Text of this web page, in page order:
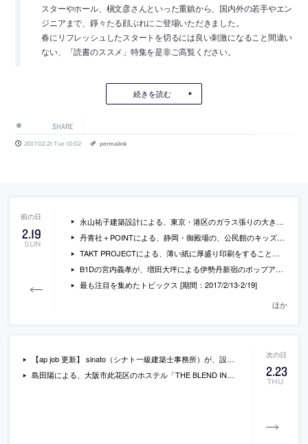
スターやホール、槇文彦さんといった重鎮から、国内外の若手やエン
ジニアまで、錚々たる顔ぶれにご登場いただきました。
春にリフレッシュしたスタートを切るには良い刺激になること間違い
ない、「読書のススメ」特集を是非ご高覧ください。
続きを読む
SHARE
2017.02.21 Tue 10:02 permalink
2.19
SUN
永山祐子建築設計による、東京・港区のガラス張りの大きな吹抜け空間をもつ「西麻布の住宅」の写真
丹青社＋POINTによる、静岡・御殿場の、公民館のキッズスペースを改修するプロジェクト「高根中郷館キッズスペース」
TAKT PROJECTによる、薄い紙に厚盛り印刷をすることで強度を与え、紙が構造体になるプロダクト「pecopaco」
B1Dの宮内義孝が、増田大坪による伊勢丹新宿のポップアップストアの凄さについて分析しているツイート
最も注目を集めたトピックス [期間：2017/2/13-2/19]
ほか
2.23
THU
【ap job 更新】 sinato（シナト一級建築士事務所）が、設計監理スタッフ・オープンデスクを募集中
島田陽による、大阪市此花区のホステル「THE BLEND INN」の内覧会が開催 [2017/2/26]